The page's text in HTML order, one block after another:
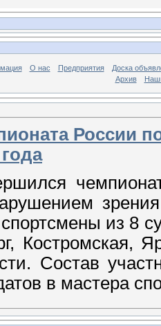
О нас Предприятия
Доска
Архив
России
из 8
Костромская,
Состав
в мастера